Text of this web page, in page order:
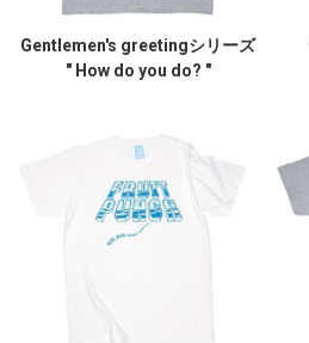
Gentlemen's greetingシリーズ
" How do you do? "